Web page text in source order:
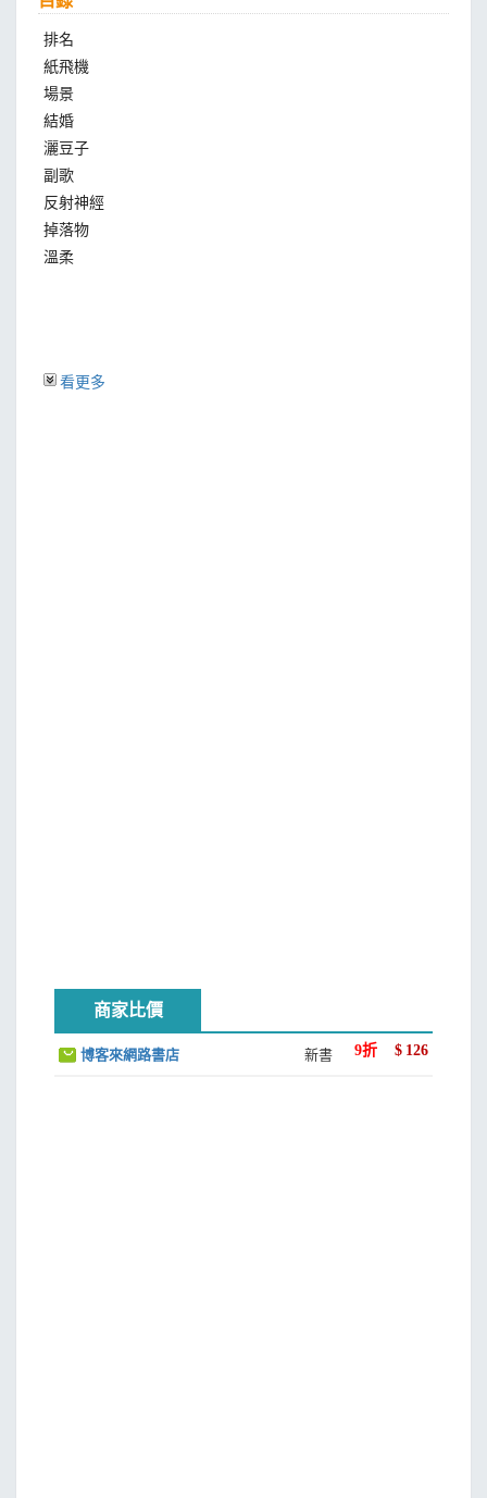
排名
紙飛機
場景
結婚
灑豆子
副歌
反射神經
掉落物
溫柔
看更多
商家比價
博客來網路書店 新書 9折 $ 126